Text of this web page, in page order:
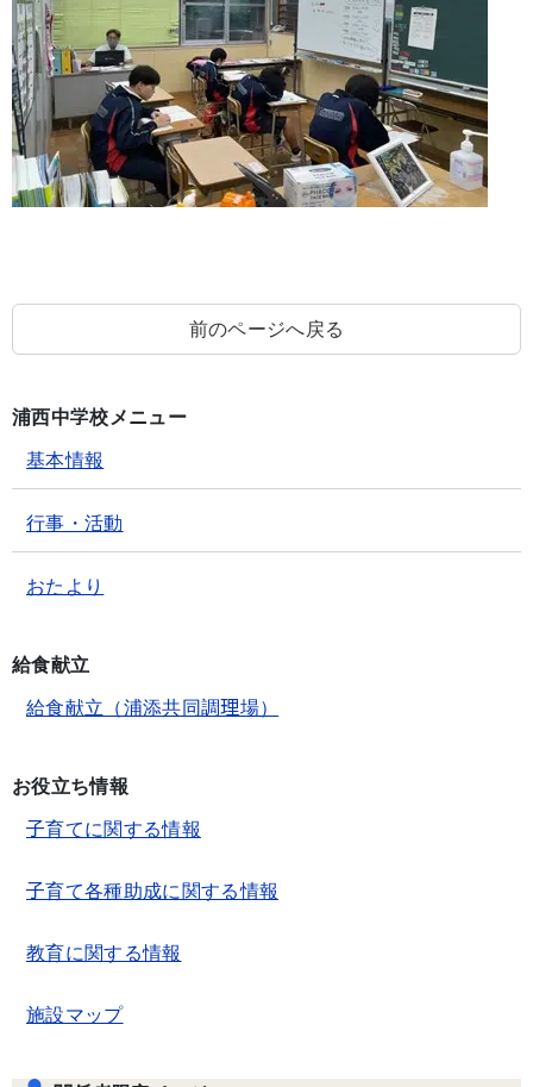
前のページへ戻る
浦西中学校メニュー
基本情報
行事・活動
おたより
給食献立
給食献立（浦添共同調理場）
お役立ち情報
子育てに関する情報
子育て各種助成に関する情報
教育に関する情報
施設マップ